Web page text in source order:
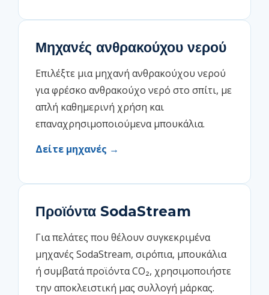
Μηχανές ανθρακούχου νερού
Επιλέξτε μια μηχανή ανθρακούχου νερού
για φρέσκο ανθρακούχο νερό στο σπίτι, με
απλή καθημερινή χρήση και
επαναχρησιμοποιούμενα μπουκάλια.
Δείτε μηχανές →
Προϊόντα SodaStream
Για πελάτες που θέλουν συγκεκριμένα
μηχανές SodaStream, σιρόπια, μπουκάλια
ή συμβατά προϊόντα CO₂, χρησιμοποιήστε
την αποκλειστική μας συλλογή μάρκας.